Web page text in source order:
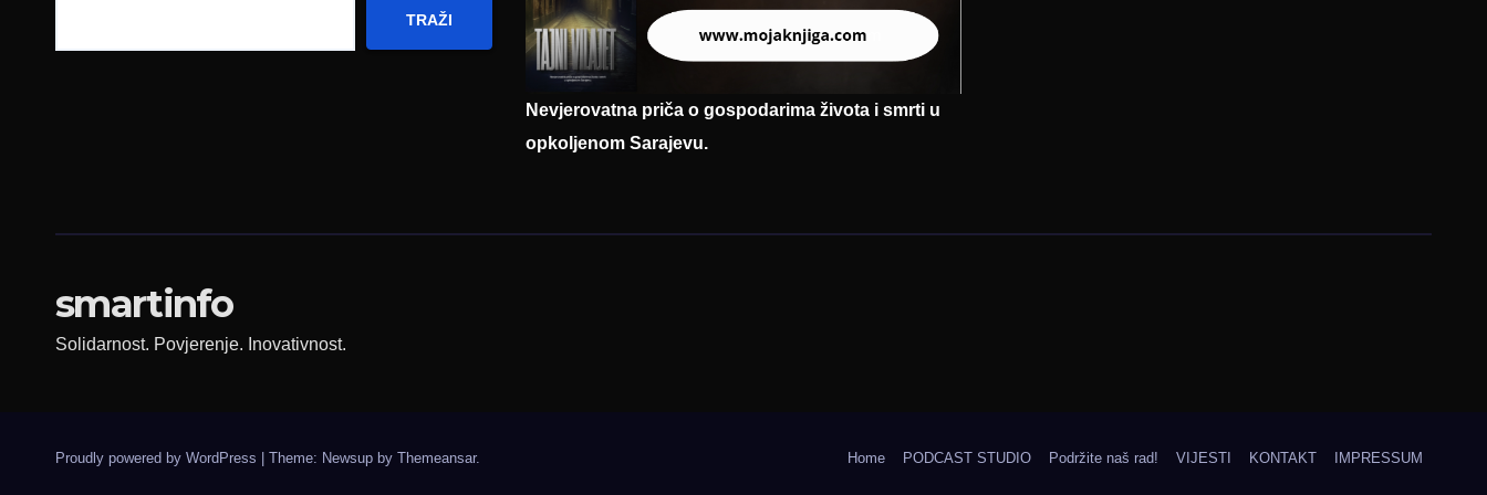
TRAŽI
Nevjerovatna priča o gospodarima života i smrti u
opkoljenom Sarajevu.
smartinfo
Solidarnost. Povjerenje. Inovativnost.
Proudly powered by WordPress Theme: Newsup by Themeansar. Home PODCAST STUDIO Podržite naš rad! VIJESTI KONTAKT IMPRESSUM